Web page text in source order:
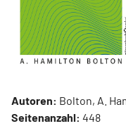
Autoren: Bolton, A.
Seitenanzahl: 448